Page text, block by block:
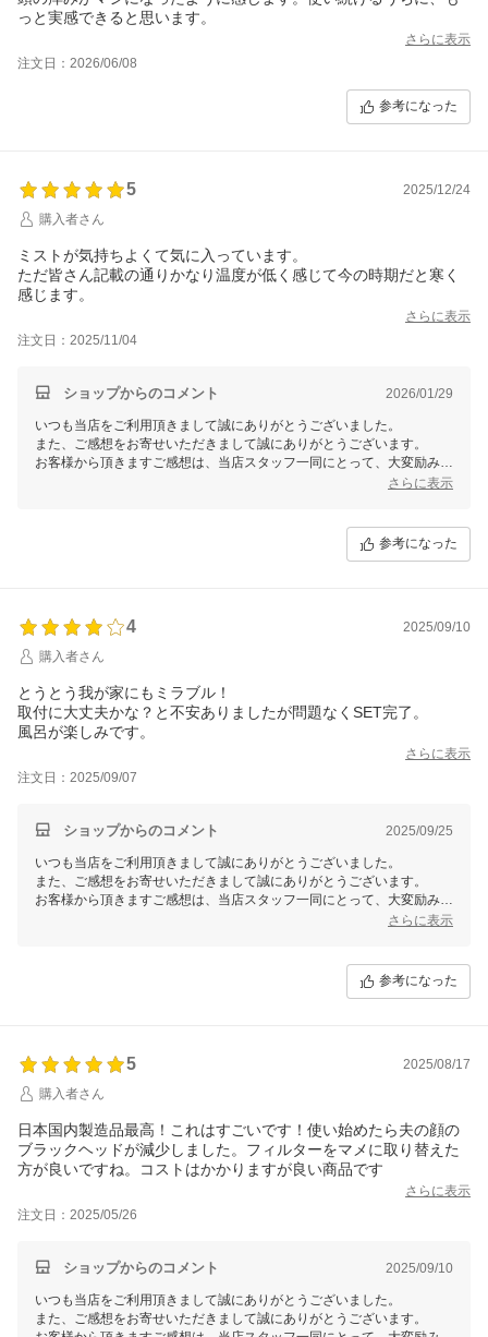
っと実感できると思います。
さらに表示
注文日：2026/06/08
参考になった
5
2025/12/24
購入者さん
ミストが気持ちよくて気に入っています。
ただ皆さん記載の通りかなり温度が低く感じて今の時期だと寒く
感じます。
さらに表示
注文日：2025/11/04
ショップからのコメント 2026/01/29
いつも当店をご利用頂きまして誠にありがとうございました。
また、ご感想をお寄せいただきまして誠にありがとうございます。
お客様から頂きますご感想は、当店スタッフ一同にとって、大変励みと
なります。今後共お客様にご満足いただけますよう、更なる努力をして
さらに表示
参考になった
4
2025/09/10
購入者さん
とうとう我が家にもミラブル！
取付に大丈夫かな？と不安ありましたが問題なくSET完了。
風呂が楽しみです。
さらに表示
注文日：2025/09/07
ショップからのコメント 2025/09/25
いつも当店をご利用頂きまして誠にありがとうございました。
また、ご感想をお寄せいただきまして誠にありがとうございます。
お客様から頂きますご感想は、当店スタッフ一同にとって、大変励みと
なります。今後共お客様にご満足いただけますよう、更なる努力をして
さらに表示
参考になった
5
2025/08/17
購入者さん
日本国内製造品最高！これはすごいです！使い始めたら夫の顔の
ブラックヘッドが減少しました。フィルターをマメに取り替えた
方が良いですね。コストはかかりますが良い商品です
さらに表示
注文日：2025/05/26
ショップからのコメント 2025/09/10
いつも当店をご利用頂きまして誠にありがとうございました。
また、ご感想をお寄せいただきまして誠にありがとうございます。